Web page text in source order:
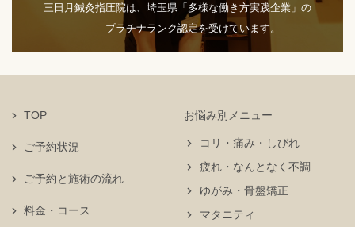
三日月鍼灸指圧院は、埼玉県「多様な働き方実践企業」の
プラチナランク認定を受けています。
TOP
ご予約状況
お悩み別メニュー
コリ・痛み・しびれ
疲れ・なんとなく不調
ゆがみ・骨盤矯正
マタニティ
ご予約と施術の流れ
料金・コース